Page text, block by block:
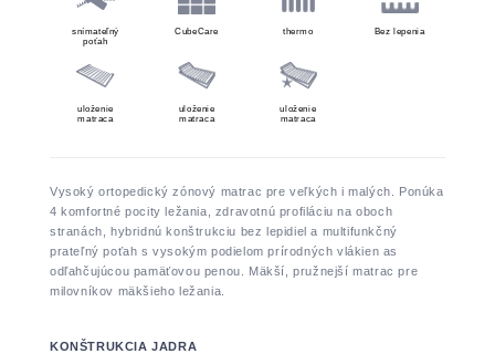
snímateľný
poťah
CubeCare thermo Bez lepenia
uloženie
matraca
uloženie
matraca
uloženie
matraca
Vysoký ortopedický zónový matrac pre veľkých i malých. Ponúka
4 komfortné pocity ležania, zdravotnú profiláciu na oboch
stranách, hybridnú konštrukciu bez lepidiel a multifunkčný
prateľný poťah s vysokým podielom prírodných vlákien as
odľahčujúcou pamäťovou penou. Mäkší, pružnejší matrac pre
milovníkov mäkšieho ležania.
KONŠTRUKCIA JADRA